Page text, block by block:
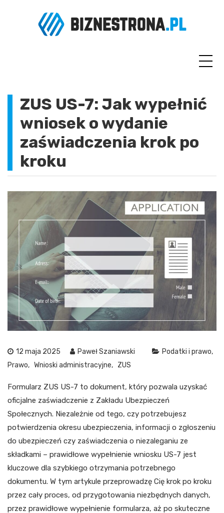
ZUS US-7: Jak wypełnić
wniosek o wydanie
zaświadczenia krok po
kroku
12 maja 2025 Paweł Szaniawski
Podatki i prawo
Prawo
Wnioski administracyjne ZUS
Formularz ZUS US-7 to dokument, który pozwala uzyskać
oficjalne zaświadczenie z Zakładu Ubezpieczeń
Społecznych. Niezależnie od tego, czy potrzebujesz
potwierdzenia okresu ubezpieczenia, informacji o zgłoszeniu
do ubezpieczeń czy zaświadczenia o niezaleganiu ze
składkami – prawidłowe wypełnienie wniosku US-7 jest
kluczowe dla szybkiego otrzymania potrzebnego
dokumentu. W tym artykule przeprowadzę Cię krok po kroku
przez cały proces, od przygotowania niezbędnych danych,
przez prawidłowe wypełnienie formularza, aż po skuteczne